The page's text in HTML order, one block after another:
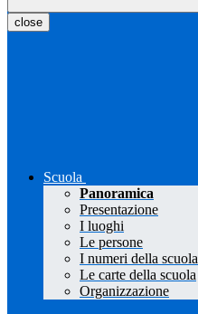
close
Scuola
Panoramica
Presentazione
I luoghi
Le persone
I numeri della scuola
Le carte della scuola
Organizzazione